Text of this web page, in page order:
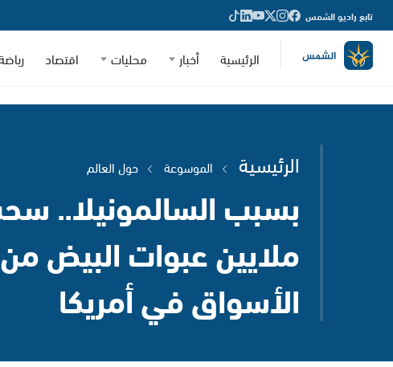
تابع راديو الشمس
الرئيسية أخبار محليات اقتصاد
الرئيسية الموسوعة حول العالم
بسبب السالمونيلا..
ملايين عبوات البيض من
الأسواق في أمريكا